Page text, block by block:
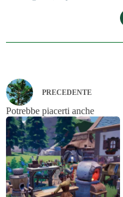
PRECEDENTE
Potrebbe piacerti anche